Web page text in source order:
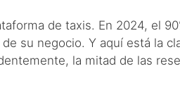
de taxis. En 2024, el
su negocio. Y aquí está la
la mitad de las